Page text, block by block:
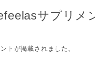
サプリメ
トが掲載されました。